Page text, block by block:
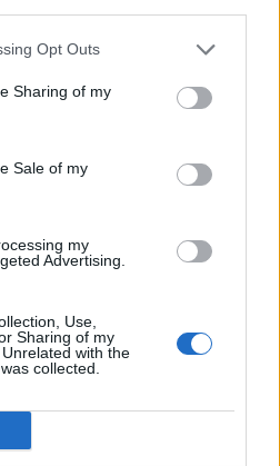
Opt Outs
Sharing of my
Sale of my
my
Advertising.
Use,
Sharing of my
with the
collected.
de TV que se emite en España?
en televisión?
de los que se emiten actualmente en
programa que hay en la televisión?